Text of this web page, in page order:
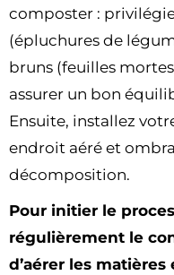
composter :
(épluchures de
bruns (feuilles
assurer un bon
Ensuite, installez
endroit aéré et
décomposition.
Pour initier le
régulièrement le
d’aérer les